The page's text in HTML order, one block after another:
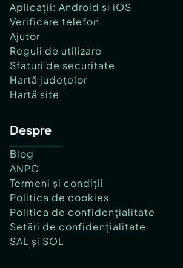
Aplicații: Android și iOS
Verificare telefon
Ajutor
Reguli de utilizare
Sfaturi de securitate
Hartă județelor
Hartă site
Despre
Blog
ANPC
Termeni și condiții
Politica de cookies
Politica de confidențialitate
Setări de confidențialitate
SAL și SOL